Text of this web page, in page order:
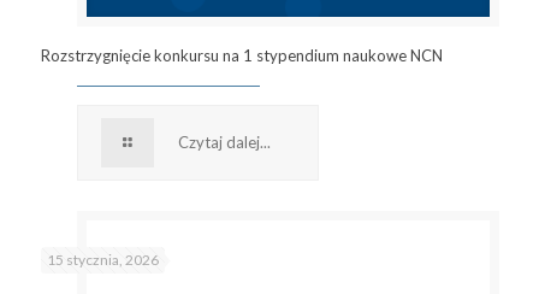
Rozstrzygnięcie konkursu na 1 stypendium naukowe NCN
Czytaj dalej...
15 stycznia, 2026